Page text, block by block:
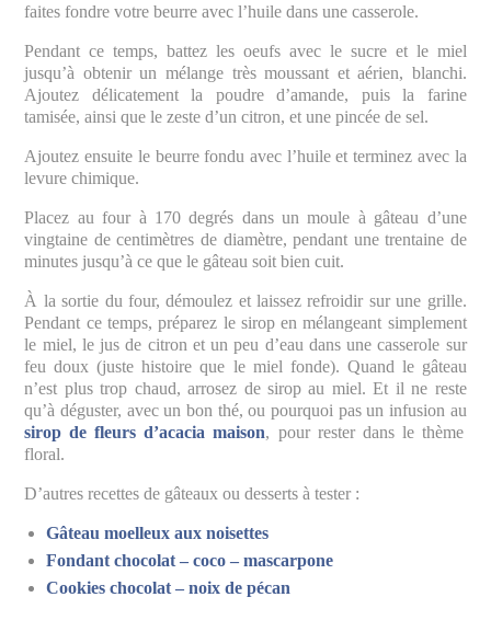
faites fondre votre beurre avec l’huile dans une casserole.
Pendant ce temps, battez les oeufs avec le sucre et le miel
jusqu’à obtenir un mélange très moussant et aérien, blanchi.
Ajoutez délicatement la poudre d’amande, puis la farine
tamisée, ainsi que le zeste d’un citron, et une pincée de sel.
Ajoutez ensuite le beurre fondu avec l’huile et terminez avec la
levure chimique.
Placez au four à 170 degrés dans un moule à gâteau d’une
vingtaine de centimètres de diamètre, pendant une trentaine de
minutes jusqu’à ce que le gâteau soit bien cuit.
À la sortie du four, démoulez et laissez refroidir sur une grille.
Pendant ce temps, préparez le sirop en mélangeant simplement
le miel, le jus de citron et un peu d’eau dans une casserole sur
feu doux (juste histoire que le miel fonde). Quand le gâteau
n’est plus trop chaud, arrosez de sirop au miel. Et il ne reste
qu’à déguster, avec un bon thé, ou pourquoi pas un infusion au
sirop de fleurs d’acacia maison, pour rester dans le thème
floral.
D’autres recettes de gâteaux ou desserts à tester :
Gâteau moelleux aux noisettes
Fondant chocolat – coco – mascarpone
Cookies chocolat – noix de pécan